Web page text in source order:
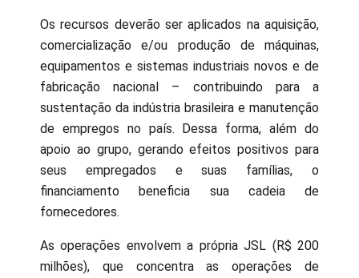
Os recursos deverão ser aplicados na aquisição,
comercialização e/ou produção de máquinas,
equipamentos e sistemas industriais novos e de
fabricação nacional – contribuindo para a
sustentação da indústria brasileira e manutenção
de empregos no país. Dessa forma, além do
apoio ao grupo, gerando efeitos positivos para
seus empregados e suas famílias, o
financiamento beneficia sua cadeia de
fornecedores.
As operações envolvem a própria JSL (R$ 200
milhões), que concentra as operações de